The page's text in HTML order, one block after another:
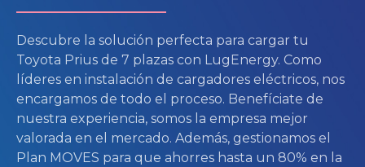
Descubre la solución perfecta para cargar tu
Toyota Prius de 7 plazas con LugEnergy. Como
líderes en instalación de cargadores eléctricos, nos
encargamos de todo el proceso. Benefíciate de
nuestra experiencia, somos la empresa mejor
valorada en el mercado. Además, gestionamos el
Plan MOVES para que ahorres hasta un 80% en la